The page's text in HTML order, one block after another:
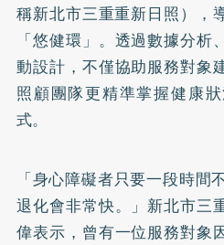
稱新北市三重重新日照），
「悠健環」。透過數據分
動設計，不僅協助服務對象
照顧團隊更精準掌握健康
式。
「身心障礙者只要一段時間
退化會非常快。」新北市三
偉表示，曾有一位服務對象